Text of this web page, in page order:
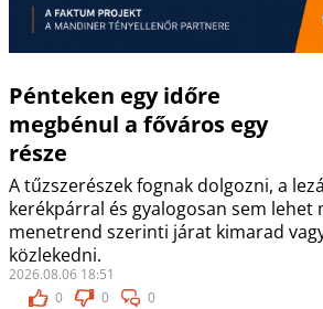
Pénteken egy időre
megbénul a főváros egy
része
A tűzszerészek fognak dolgozni, a
kerékpárral és gyalogosan sem lehet
menetrend szerinti járat kimarad
közlekedni.
2026.08.06 18:51
0
0 0